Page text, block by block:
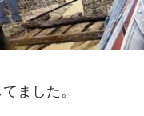
ました。